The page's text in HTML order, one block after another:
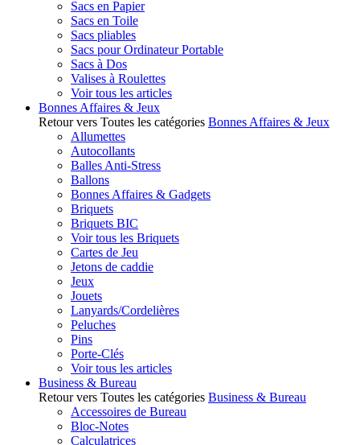
Sacs en Papier
Sacs en Toile
Sacs pliables
Sacs pour Ordinateur Portable
Sacs à Dos
Valises à Roulettes
Voir tous les articles
Bonnes Affaires & Jeux
Retour vers Toutes les catégories Bonnes Affaires & Jeux
Allumettes
Autocollants
Balles Anti-Stress
Ballons
Bonnes Affaires & Gadgets
Briquets
Briquets BIC
Voir tous les Briquets
Cartes de Jeu
Jetons de caddie
Jeux
Jouets
Lanyards/Cordelières
Peluches
Pins
Porte-Clés
Voir tous les articles
Business & Bureau
Retour vers Toutes les catégories Business & Bureau
Accessoires de Bureau
Bloc-Notes
Calculatrices